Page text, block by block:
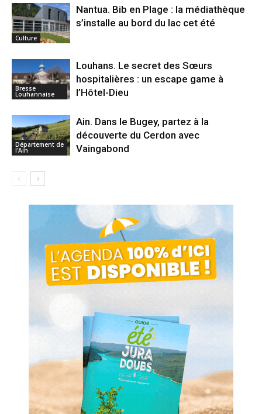
Culture
Nantua. Bib en Plage : la médiathèque
s’installe au bord du lac cet été
Bresse
Louhannaise
Louhans. Le secret des Sœurs
hospitalières : un escape game à
l’Hôtel-Dieu
Département de
l'Ain
Ain. Dans le Bugey, partez à la
découverte du Cerdon avec
Vaingabond